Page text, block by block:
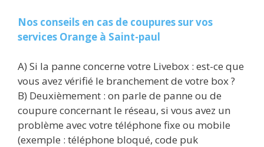
Nos conseils en cas de coupures sur vos
services Orange à Saint-paul
A) Si la panne concerne votre Livebox : est-ce que
vous avez vérifié le branchement de votre box ?
B) Deuxièmement : on parle de panne ou de
coupure concernant le réseau, si vous avez un
problème avec votre téléphone fixe ou mobile
(exemple : téléphone bloqué, code puk